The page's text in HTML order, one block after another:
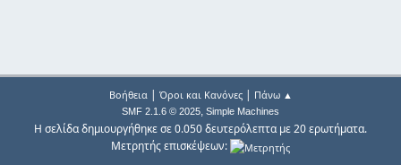
Βοήθεια| Όροι και Κανόνες| Πάνω ▲
SMF 2.1.6 © 2025, Simple Machines
Η σελίδα δημιουργήθηκε σε 0.050 δευτερόλεπτα με 20 ερωτήματα.
Μετρητής επισκέψεων: